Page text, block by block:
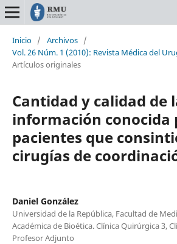
Inicio / Archivos /
Vol. 26 Núm. 1 (2010): Revista Médica del
Artículos originales
Cantidad y calidad de
información conocida
pacientes que
cirugías de
Daniel González
Universidad de la República, Facultad de
Académica de Bioética. Clínica Quirúrgica 3,
Profesor Adjunto